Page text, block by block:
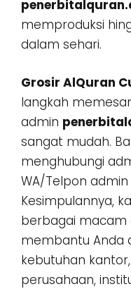
memproduksi
dalam sehari.
Grosir AlQuran
langkah
admin
sangat mudah.
menghubungi
WA/Telpon admin
Kesimpulannya,
berbagai macam
membantu Anda
kebutuhan
perusahaan,